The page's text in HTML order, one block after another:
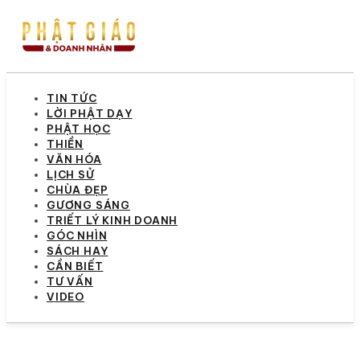
TIN TỨC
LỜI PHẬT DẠY
PHẬT HỌC
THIỀN
VĂN HÓA
LỊCH SỬ
CHÙA ĐẸP
GƯƠNG SÁNG
TRIẾT LÝ KINH DOANH
GÓC NHÌN
SÁCH HAY
CẦN BIẾT
TƯ VẤN
VIDEO